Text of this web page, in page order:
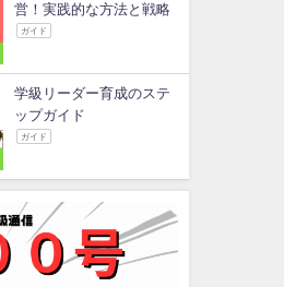
営！実践的な方法と戦略
ガイド
学級リーダー育成のステ
ップガイド
ガイド